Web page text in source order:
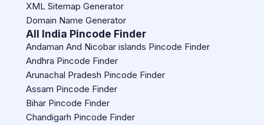
XML Sitemap Generator
Domain Name Generator
All India Pincode Finder
Andaman And Nicobar islands Pincode Finder
Andhra Pincode Finder
Arunachal Pradesh Pincode Finder
Assam Pincode Finder
Bihar Pincode Finder
Chandigarh Pincode Finder